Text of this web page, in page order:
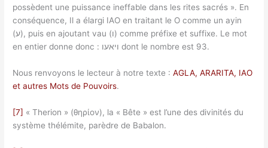
possèdent une puissance ineffable dans les rites sacrés ». En
conséquence, Il a élargi IAO en traitant le O comme un ayin
(ע), puis en ajoutant vau (ו) comme préfixe et suffixe. Le mot
en entier donne donc : ויאעו dont le nombre est 93.
Nous renvoyons le lecteur à notre texte :AGLA, ARARITA, IAO
et autres Mots de Pouvoirs.
[7] « Therion » (θηρίον), la « Bête » est l’une des divinités du
système thélémite, parèdre de Babalon.